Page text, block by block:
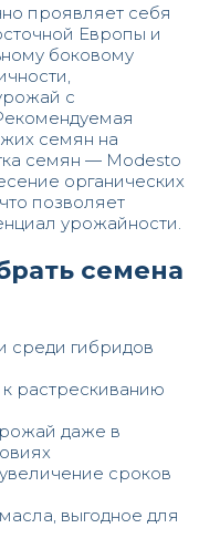
проявляет себя
Европы и
боковому
с
семян на
семян — Modesto
органических
позволяет
урожайности.
семена
среди гибридов
растрескиванию
даже в
сроков
выгодное для